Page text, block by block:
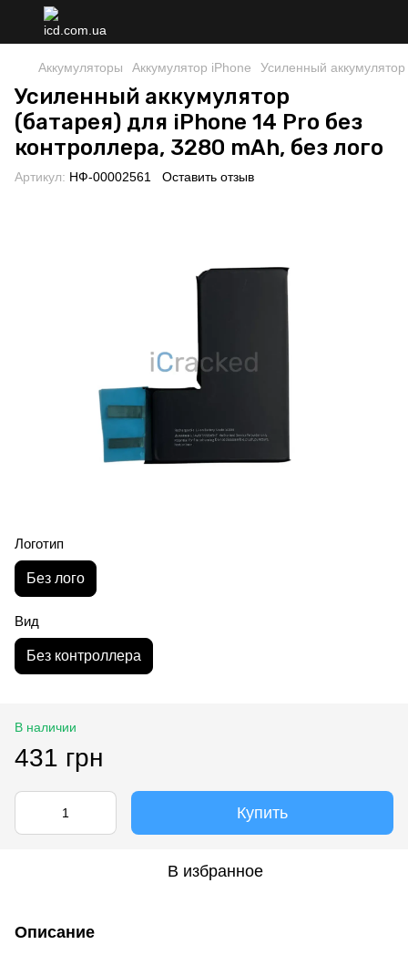
Аккумуляторы Аккумулятор iPhone Усиленный
Усиленный аккумулятор
(батарея) для iPhone 14 Pro без
контроллера, 3280 mAh, без лого
Артикул: НФ-00002561 Оставить отзыв
Логотип
Без лого
Вид
Без контроллера
В наличии
431 грн
Купить
В избранное
Описание